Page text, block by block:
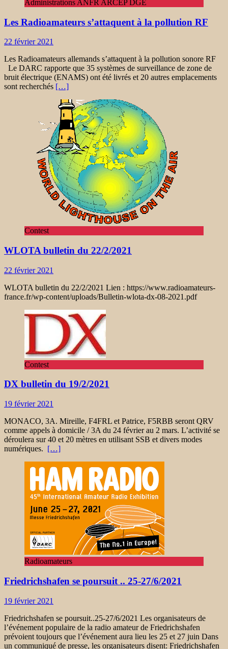
Administrations ANFR ARCEP DGE
Les Radioamateurs s’attaquent à la pollution RF
22 février 2021
Les Radioamateurs allemands s’attaquent à la pollution sonore RF
Le DARC rapporte que 35 systèmes de surveillance de zone de
bruit électrique (ENAMS) ont été livrés et 20 autres emplacements
sont recherchés […]
Contest
WLOTA bulletin du 22/2/2021
22 février 2021
WLOTA bulletin du 22/2/2021 Lien : https://www.radioamateurs-
france.fr/wp-content/uploads/Bulletin-wlota-dx-08-2021.pdf
Contest
DX bulletin du 19/2/2021
19 février 2021
MONACO, 3A. Mireille, F4FRL et Patrice, F5RBB seront QRV
comme appels à domicile / 3A du 24 février au 2 mars. L’activité se
déroulera sur 40 et 20 mètres en utilisant SSB et divers modes
numériques. […]
Radioamateurs
Friedrichshafen se poursuit .. 25-27/6/2021
19 février 2021
Friedrichshafen se poursuit..25-27/6/2021 Les organisateurs de
l’événement populaire de la radio amateur de Friedrichshafen
prévoient toujours que l’événement aura lieu les 25 et 27 juin Dans
un communiqué de presse, les organisateurs disent: Friedrichshafen